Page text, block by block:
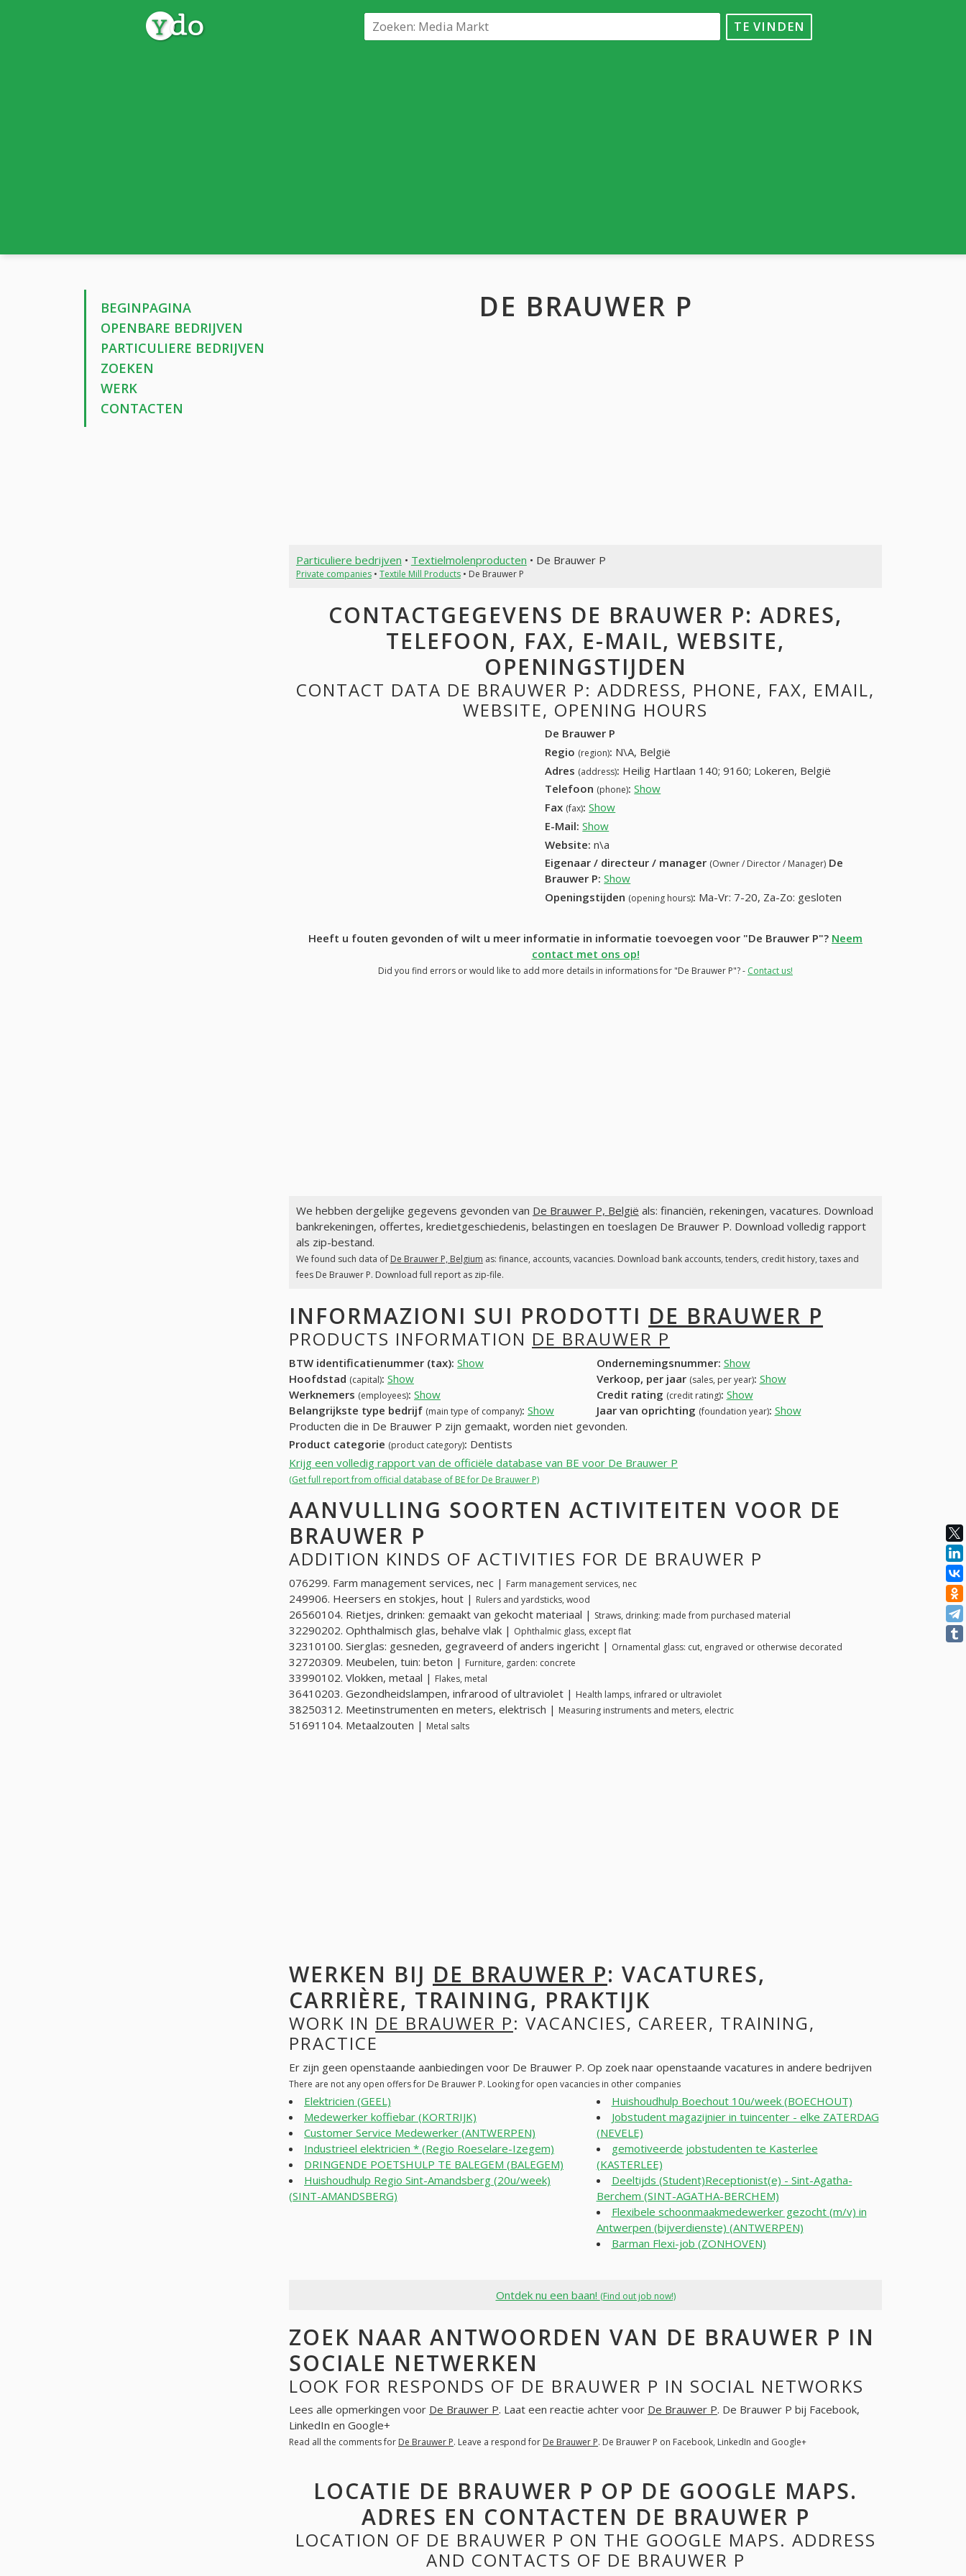
TE VINDEN
BEGINPAGINA
OPENBARE BEDRIJVEN
PARTICULIERE BEDRIJVEN
ZOEKEN
WERK
CONTACTEN
DE BRAUWER P
Particuliere bedrijven • Textielmolenproducten • De Brauwer P
Private companies• Textile Mill Products• De Brauwer P
CONTACTGEGEVENS DE BRAUWER P: ADRES,
TELEFOON, FAX, E-MAIL, WEBSITE,
OPENINGSTIJDEN
CONTACT DATA DE BRAUWER P: ADDRESS, PHONE, FAX, EMAIL,
WEBSITE, OPENING HOURS
De Brauwer P
Regio (region): N\A, België
Adres (address): Heilig Hartlaan 140; 9160; Lokeren, België
Telefoon (phone): Show
Fax (fax): Show
E-Mail: Show
Website: n\a
Eigenaar / directeur / manager (Owner / Director / Manager) De
Brauwer P: Show
Openingstijden (opening hours): Ma-Vr: 7-20, Za-Zo: gesloten
Heeft u fouten gevonden of wilt u meer informatie in informatie toevoegen voor "De Brauwer P"? Neem
contact met ons op!
Did you find errors or would like to add more details in informations for "De Brauwer P"? - Contact us!
We hebben dergelijke gegevens gevonden van De Brauwer P, België als: financiën, rekeningen, vacatures. Download
bankrekeningen, offertes, kredietgeschiedenis, belastingen en toeslagen De Brauwer P. Download volledig rapport
als zip-bestand.
We found such data of De Brauwer P, Belgium as: finance, accounts, vacancies. Download bank accounts, tenders, credit history, taxes and
fees De Brauwer P. Download full report as zip-file.
INFORMAZIONI SUI PRODOTTI DE BRAUWER P
PRODUCTS INFORMATION DE BRAUWER P
BTW identificatienummer (tax): Show Ondernemingsnummer: Show
Hoofdstad (capital): Show Verkoop, per jaar (sales, per year): Show
Werknemers (employees): Show Credit rating (credit rating): Show
Belangrijkste type bedrijf (main type of company): Show Jaar van oprichting (foundation year): Show
Producten die in De Brauwer P zijn gemaakt, worden niet gevonden.
Product categorie (product category): Dentists
Krijg een volledig rapport van de officiële database van BE voor De Brauwer P
(Get full report from official database of BE for De Brauwer P)
AANVULLING SOORTEN ACTIVITEITEN VOOR DE
BRAUWER P
ADDITION KINDS OF ACTIVITIES FOR DE BRAUWER P
076299. Farm management services, nec | Farm management services, nec
249906. Heersers en stokjes, hout | Rulers and yardsticks, wood
26560104. Rietjes, drinken: gemaakt van gekocht materiaal | Straws, drinking: made from purchased material
32290202. Ophthalmisch glas, behalve vlak | Ophthalmic glass, except flat
32310100. Sierglas: gesneden, gegraveerd of anders ingericht | Ornamental glass: cut, engraved or otherwise decorated
32720309. Meubelen, tuin: beton | Furniture, garden: concrete
33990102. Vlokken, metaal | Flakes, metal
36410203. Gezondheidslampen, infrarood of ultraviolet | Health lamps, infrared or ultraviolet
38250312. Meetinstrumenten en meters, elektrisch | Measuring instruments and meters, electric
51691104. Metaalzouten | Metal salts
WERKEN BIJ DE BRAUWER P: VACATURES,
CARRIÈRE, TRAINING, PRAKTIJK
WORK IN DE BRAUWER P: VACANCIES, CAREER, TRAINING,
PRACTICE
Er zijn geen openstaande aanbiedingen voor De Brauwer P. Op zoek naar openstaande vacatures in andere bedrijven
There are not any open offers for De Brauwer P. Looking for open vacancies in other companies
Elektricien (GEEL)
Medewerker koffiebar (KORTRIJK)
Customer Service Medewerker (ANTWERPEN)
Industrieel elektricien * (Regio Roeselare-Izegem)
DRINGENDE POETSHULP TE BALEGEM (BALEGEM)
Huishoudhulp Regio Sint-Amandsberg (20u/week)
(SINT-AMANDSBERG)
Huishoudhulp Boechout 10u/week (BOECHOUT)
Jobstudent magazijnier in tuincenter - elke ZATERDAG
(NEVELE)
gemotiveerde jobstudenten te Kasterlee
(KASTERLEE)
Deeltijds (Student)Receptionist(e) - Sint-Agatha-
Berchem (SINT-AGATHA-BERCHEM)
Flexibele schoonmaakmedewerker gezocht (m/v) in
Antwerpen (bijverdienste) (ANTWERPEN)
Barman Flexi-job (ZONHOVEN)
Ontdek nu een baan! (Find out job now!)
ZOEK NAAR ANTWOORDEN VAN DE BRAUWER P IN
SOCIALE NETWERKEN
LOOK FOR RESPONDS OF DE BRAUWER P IN SOCIAL NETWORKS
Lees alle opmerkingen voor De Brauwer P. Laat een reactie achter voor De Brauwer P. De Brauwer P bij Facebook,
LinkedIn en Google+
Read all the comments for De Brauwer P. Leave a respond for De Brauwer P. De Brauwer P on Facebook, LinkedIn and Google+
LOCATIE DE BRAUWER P OP DE GOOGLE MAPS.
ADRES EN CONTACTEN DE BRAUWER P
LOCATION OF DE BRAUWER P ON THE GOOGLE MAPS. ADDRESS
AND CONTACTS OF DE BRAUWER P